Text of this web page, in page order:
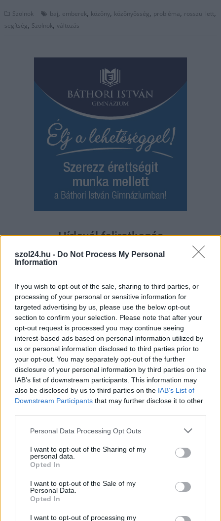
szol24.hu - Do Not Process My Personal
Information
If you wish to opt-out of the sale, sharing to third parties, or
processing of your personal or sensitive information for
targeted advertising by us, please use the below opt-out
section to confirm your selection. Please note that after your
opt-out request is processed you may continue seeing
interest-based ads based on personal information utilized by
us or personal information disclosed to third parties prior to
your opt-out. You may separately opt-out of the further
disclosure of your personal information by third parties on the
IAB’s list of downstream participants. This information may
also be disclosed by us to third parties on the IAB’s List of
Downstream Participants that may further disclose it to other
Please note that this website/app uses one or more Google
not limited to your visit or usage behaviour. You may click to
grant or deny consent to Google and its third-party tags to
use your data for below specified purposes in below Google
consent section.
Personal Data Processing Opt Outs
I want to opt-out of the Sharing of my
personal data.
Opted In
I want to opt-out of the Sale of my
Personal Data.
Opted In
I want to opt-out of processing my
Szolnok baj, emberek, közöny, közönyösség, probléma, rosszul lett,
segítség, Szolnok,változás
Hírlevél feliratkozás
Adja meg keresztnevét:
Adja
Nem szeretne lemaradni semmiről? Csak egy kattintás, és hírlevelünk a
legfrissebb információkkal és exkluzív tartalmakkal hétről hétre
postaládájába érkezik!
A SZOL24 legfrissebb 24 cikke
A Tisza Párt Dr. Baka Andrást jelöli köztársasági elnöknek
fiú (VIDEÓVAL)
Hétfőn kezdik, csütörtökön végeznek – lezárás miatt
fennakadásokra és pótlóbuszos közlekedésre számítsunk az
Visszaszámlálás indul: -1, 0, Sziget!